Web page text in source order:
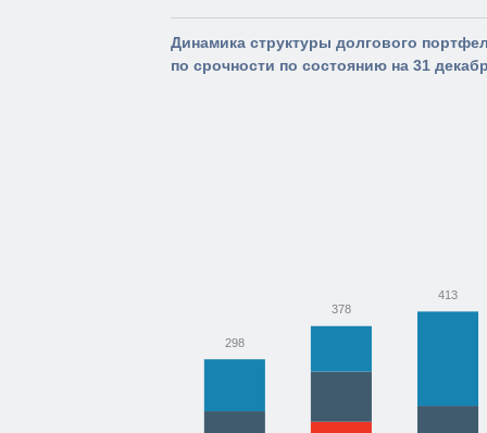
Динамика структуры долгового
по срочности по состоянию на 31
298
378
413